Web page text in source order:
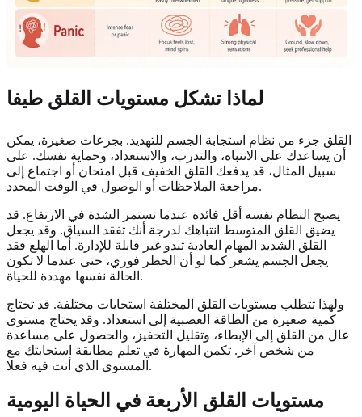
لماذا تشكل مستويات القلق طيفا
القلق جزء من نظام استجابة الجسم للتهديد. بجرعات صغيرة، يمكن
أن يساعدك على الانتباه، والتدرب، والاستعداد، وحماية نفسك. على
سبيل المثال، قد يدفعك القلق الخفيف قبل امتحان أو اجتماع إلى
مراجعة الملاحظات أو الوصول في الوقت المحدد.
يصبح النظام نفسه أقل فائدة عندما تستمر الشدة في الارتفاع. قد
يضيق القلق المتوسط انتباهك لدرجة أنك تفقد السياق. وقد يجعل
القلق الشديد المهام العادية تبدو غير قابلة للإدارة. أما الهلع فقد
يجعل الجسم يشعر كما لو أن الخطر فوري، حتى عندما لا تكون
الحالة نفسها مهددة للحياة.
ولهذا تتطلب مستويات القلق المختلفة استجابات مختلفة. قد تحتاج
كمية صغيرة من الطاقة العصبية إلى استعداد. وقد يحتاج مستوى
عال من القلق إلى الإبطاء، وتقليل التحفيز، والحصول على مساعدة
من شخص آخر. تكمن المهارة في تعلم مطابقة استجابتك مع
المستوى الذي أنت فيه فعلا.
مستويات القلق الأربعة في الحياة اليومية